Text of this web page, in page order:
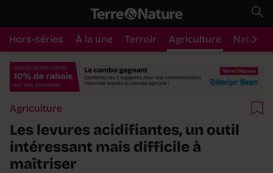
Hors-séries À la une Terroir Agriculture Nature
Agriculture
Les levures acidifiantes, un outil
intéressant mais difficile à
maîtriser